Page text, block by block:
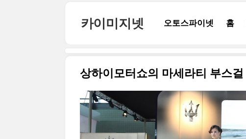
카이미지넷 오토스파이넷 홈
상하이모터쇼의 마세라티 부스걸